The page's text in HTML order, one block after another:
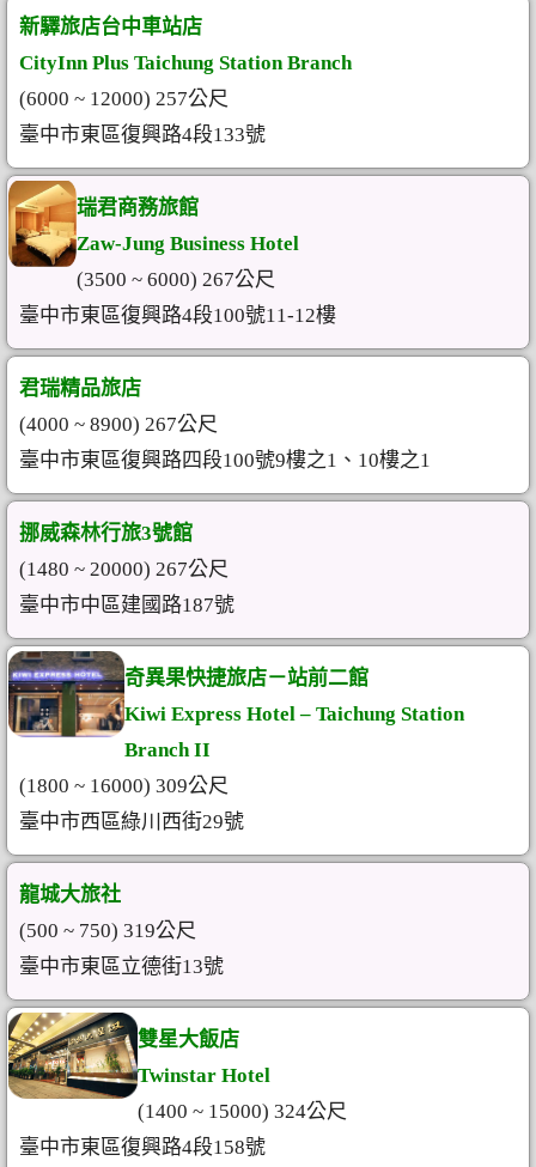
新驛旅店台中車站店
CityInn Plus Taichung Station Branch
(6000 ~ 12000) 257公尺
臺中市東區復興路4段133號
瑞君商務旅館
Zaw-Jung Business Hotel
(3500 ~ 6000) 267公尺
臺中市東區復興路4段100號11-12樓
君瑞精品旅店
(4000 ~ 8900) 267公尺
臺中市東區復興路四段100號9樓之1、10樓之1
挪威森林行旅3號館
(1480 ~ 20000) 267公尺
臺中市中區建國路187號
奇異果快捷旅店－站前二館
Kiwi Express Hotel – Taichung Station
Branch II
(1800 ~ 16000) 309公尺
臺中市西區綠川西街29號
龍城大旅社
(500 ~ 750) 319公尺
臺中市東區立德街13號
雙星大飯店
Twinstar Hotel
(1400 ~ 15000) 324公尺
臺中市東區復興路4段158號